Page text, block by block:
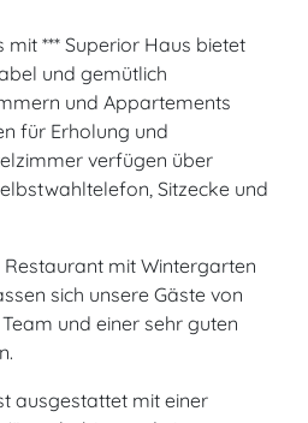
*** Superior Haus bietet
und gemütlich
und Appartements
für Erholung und
verfügen über
Sitzecke und
mit Wintergarten
sich unsere Gäste von
und einer sehr guten
ausgestattet mit einer